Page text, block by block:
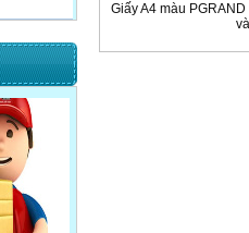
Giấy A4 màu